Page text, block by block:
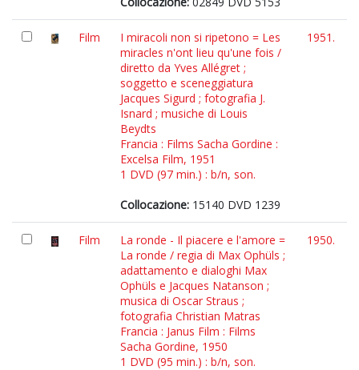
Film
I miracoli non si ripetono = Les
miracles n'ont lieu qu'une fois /
diretto da Yves Allégret ;
soggetto e sceneggiatura
Jacques Sigurd ; fotografia J.
Isnard ; musiche di Louis
Beydts
Francia : Films Sacha Gordine :
Excelsa Film, 1951
1 DVD (97 min.) : b/n, son.
Collocazione: 15140 DVD 1239
1951.
Film
La ronde - Il piacere e l'amore =
La ronde / regia di Max Ophüls ;
adattamento e dialoghi Max
Ophüls e Jacques Natanson ;
musica di Oscar Straus ;
fotografia Christian Matras
Francia : Janus Film : Films
Sacha Gordine, 1950
1 DVD (95 min.) : b/n, son.
1950.